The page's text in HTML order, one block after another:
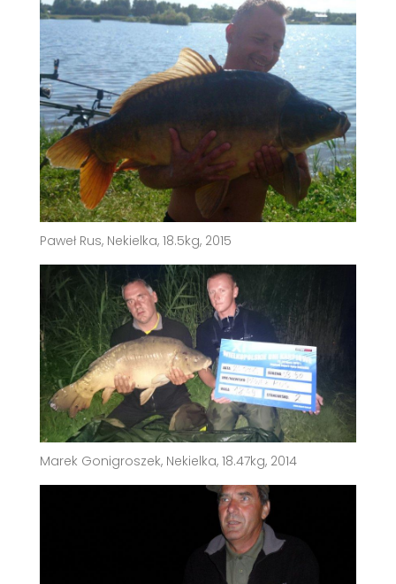
Paweł Rus, Nekielka, 18.5kg, 2015
Marek Gonigroszek, Nekielka, 18.47kg, 2014